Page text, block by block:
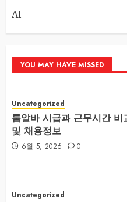
AI
YOU MAY HAVE MISSED
Uncategorized
룸알바 시급과 근무시간
및 채용정보
6월 5, 2026 0
Uncategorized